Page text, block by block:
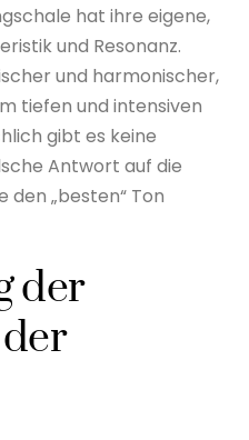
hat ihre eigene,
und Resonanz.
und harmonischer,
tiefen und intensiven
gibt es keine
Antwort auf die
den „besten“ Ton
der